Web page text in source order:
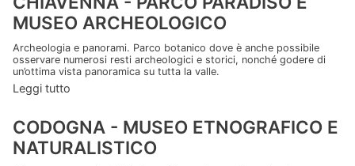
MUSEO ARCHEOLOGICO
Archeologia e panorami. Parco botanico dove è anche possibile
osservare numerosi resti archeologici e storici, nonché godere di
un’ottima vista panoramica su tutta la valle.
Leggi tutto
CODOGNA - MUSEO ETNOGRAFICO E
NATURALISTICO